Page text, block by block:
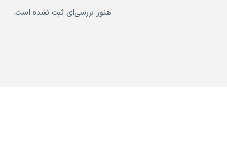
هنوز بررسی‌ای ثبت نشده است.